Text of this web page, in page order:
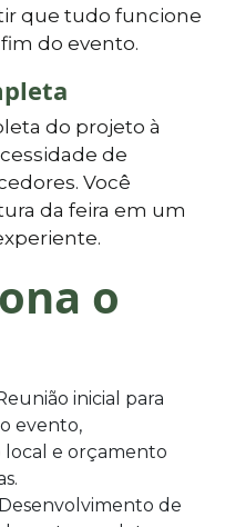
que tudo funcione
do evento.
do projeto à
de
Você
da feira em um
o
inicial para
evento,
e orçamento
Desenvolvimento de